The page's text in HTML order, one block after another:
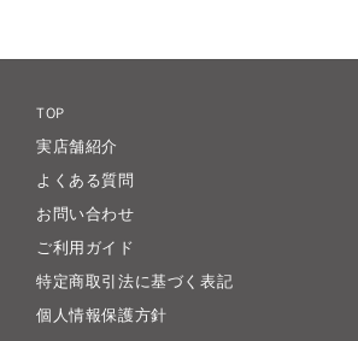
TOP
実店舗紹介
よくある質問
お問い合わせ
ご利用ガイド
特定商取引法に基づく表記
個人情報保護方針